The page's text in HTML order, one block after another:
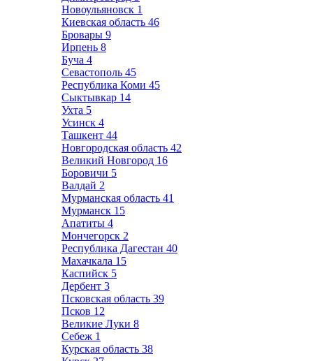
Новоульяновск 1
Киевская область 46
Бровары 9
Ирпень 8
Буча 4
Севастополь 45
Республика Коми 45
Сыктывкар 14
Ухта 5
Усинск 4
Ташкент 44
Новгородская область 42
Великий Новгород 16
Боровичи 5
Валдай 2
Мурманская область 41
Мурманск 15
Апатиты 4
Мончегорск 2
Республика Дагестан 40
Махачкала 15
Каспийск 5
Дербент 3
Псковская область 39
Псков 12
Великие Луки 8
Себеж 1
Курская область 38